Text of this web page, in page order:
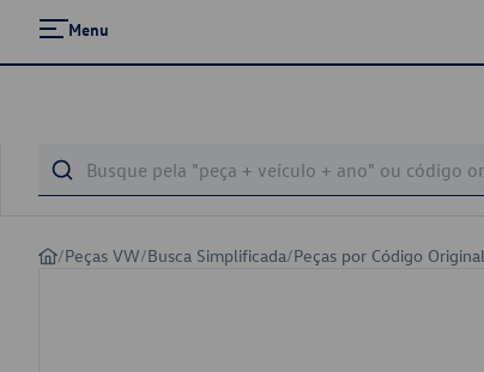
Menu
/Peças VW/Busca Simplificada/Peças por Código Original